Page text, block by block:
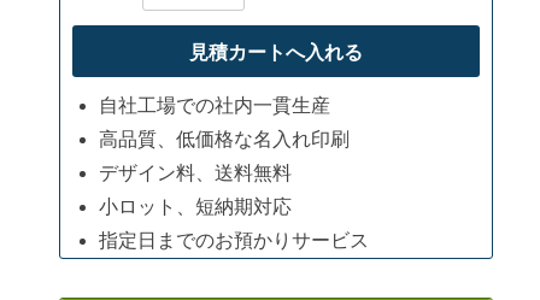
自社工場での社内一貫生産
高品質、低価格な名入れ印刷
デザイン料、送料無料
小ロット、短納期対応
指定日までのお預かりサービス